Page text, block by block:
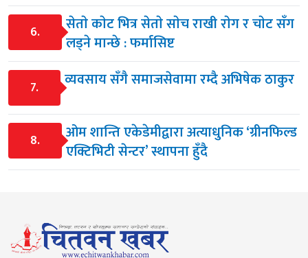
6.
सेताे काेट भित्र सेताे साेच राखी राेग र चाेट सँग
लड्ने मान्छे : फर्मासिष्ट
7. व्यवसाय सँगै समाजसेवामा रम्दै अभिषेक ठाकुर
8.
ओम शान्ति एकेडेमीद्वारा अत्याधुनिक ‘ग्रीनफिल्ड
एक्टिभिटी सेन्टर’ स्थापना हुँदै